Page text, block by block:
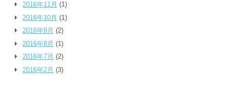
2016年11月 (1)
2016年10月 (1)
2016年9月 (2)
2016年8月 (1)
2016年7月 (2)
2016年2月 (3)